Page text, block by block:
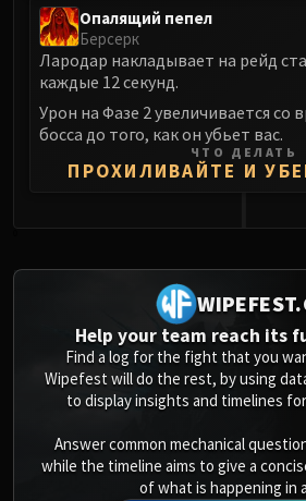
Опалящий пепел
Берсерк
Лародар накладывает на рейд
каждые 12 секунд.
Урон на Фазе 2 увеличивается со
босса до того, как он убьет вас.
ЧТО ДЕЛАТЬ
ПРОХИЛИВАЙТЕ И
Help your team reach its
Find a log for the fight that you
Wipefest will do the rest, by using
to display insights and timelines
Answer common mechanical
while the timeline aims to give a
of what is happening in